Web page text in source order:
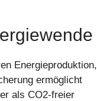
Energieproduktion,
ermöglicht
als CO2-freier